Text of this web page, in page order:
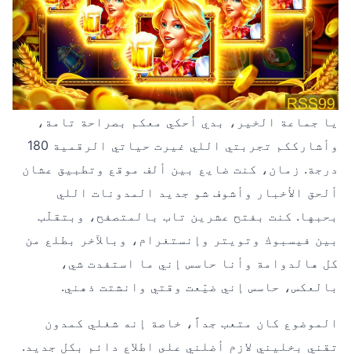
يا جماعة الخير، بدي أحكي معكم بصراحة تامة،
وأشارككم تجربتي اللي غيرت حياتي الرقمية 180
درجة. زمان، كنت ضايع بين ألف موقع وتطبيق عشان
ألحق الأخبار وأشوف شو جديد المدونات اللي
بحبها. كنت بفتح عشرين تاب بالمتصفح، وبتقلّب
بين فيسبوك وتويتر وإنستغرام، وبالآخر بطلع من
كل هالدوامة وأنا حاسس إني ما استفدت شي،
بالعكس، حاسس إني ضيّعت وقتي وانشتت ذهني.
الموضوع كان متعب جداً، خاصة إنه شغلي كمدون
تقني بخليني لازم أضلني على اطلاع دائم بكل جديد.